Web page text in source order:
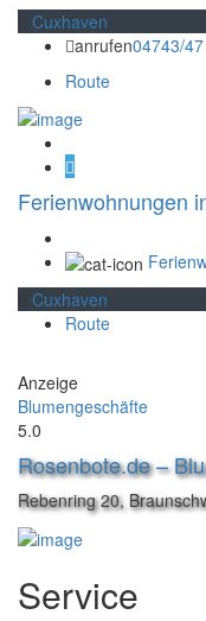
Cuxhaven
anrufen04743/
Route
Ferienwohnungen
Cuxhaven
Route
Anzeige
Blumengeschäfte
5.0
Rosenbote.de –
Rebenring 20,
Service